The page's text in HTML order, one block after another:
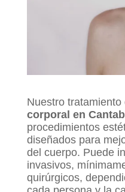
Nuestro tratamiento
corporal en
procedimientos
diseñados para
del cuerpo. Puede
invasivos,
quirúrgicos,